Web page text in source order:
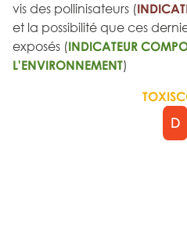
vis des pollinisateurs (
et la possibilité que ces
exposés (INDICATEUR
L'ENVIRONNEMENT)
D